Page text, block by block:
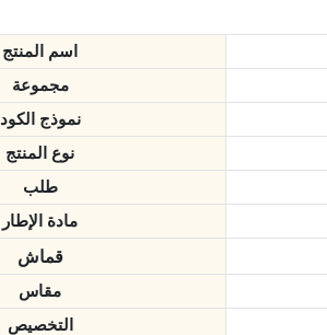
اسم المنتج
مجموعة
نموذج الكود
نوع المنتج
طلب
مادة الإطار
قماش
مقاس
التخصيص